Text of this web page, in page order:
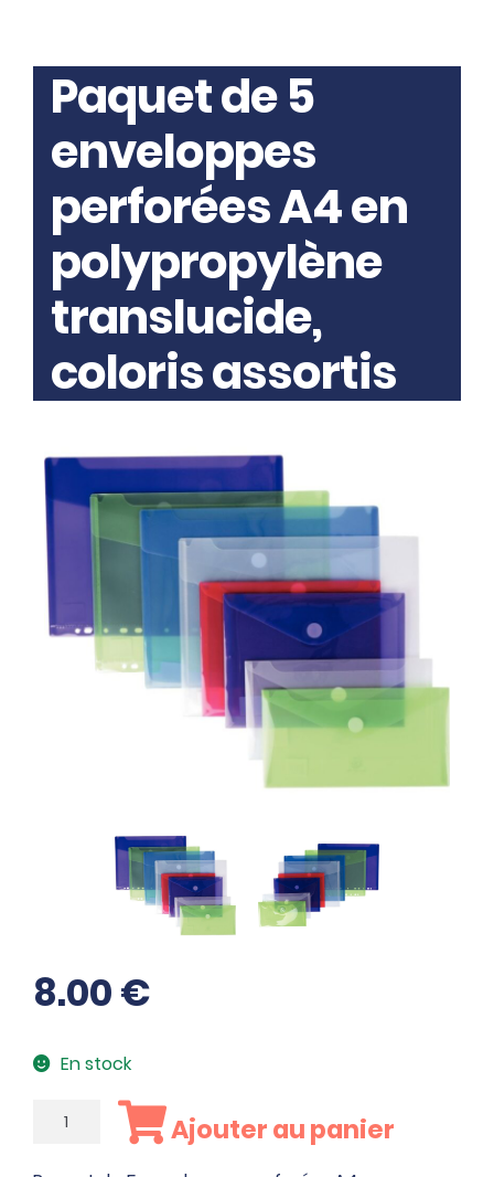
Paquet de 5
enveloppes
perforées A4 en
polypropylène
translucide,
coloris assortis
8.00€
En stock
quantité
Ajouter au panier